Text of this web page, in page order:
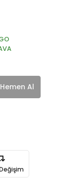
Hemen Al